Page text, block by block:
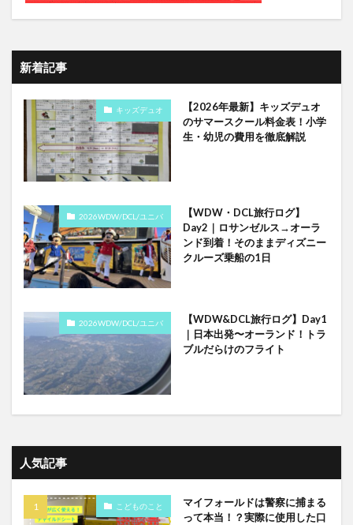
新着記事
キッズデュオ
【2026年最新】キッズデュオ
のサマースクール料金表！小学
生・幼児の費用を徹底解説
2026WDW/DCL/ユニバ
【WDW・DCL旅行ログ】
Day2｜ロサンゼルス→オーラ
ンド到着！そのままディズニー
クルーズ乗船の1日
2026WDW/DCL/ユニバ
【WDW&DCL旅行ログ】Day1
｜日本出発〜オーランド！トラ
ブルだらけのフライト
人気記事
こどものこと
マイフォールドは警察に捕まる
って本当！？実際に使用した口